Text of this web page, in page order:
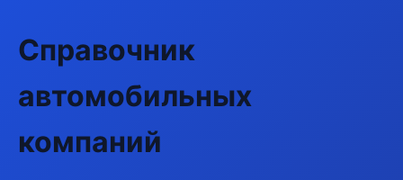
Справочник
автомобильных
компаний